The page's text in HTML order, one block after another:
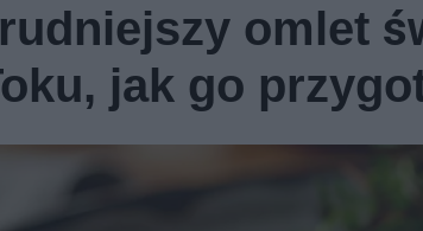
omlet
jak go